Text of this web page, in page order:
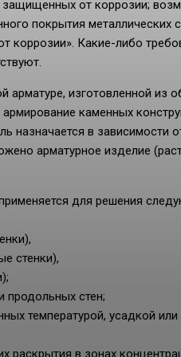
защищенных от коррозии;
покрытия металлических
коррозии». Какие-либо
арматуре, изготовленной
каменных
назначается в
арматурное изделие
для решения
стенки),
продольных стен;
температурой, усадкой
раскрытия в зонах